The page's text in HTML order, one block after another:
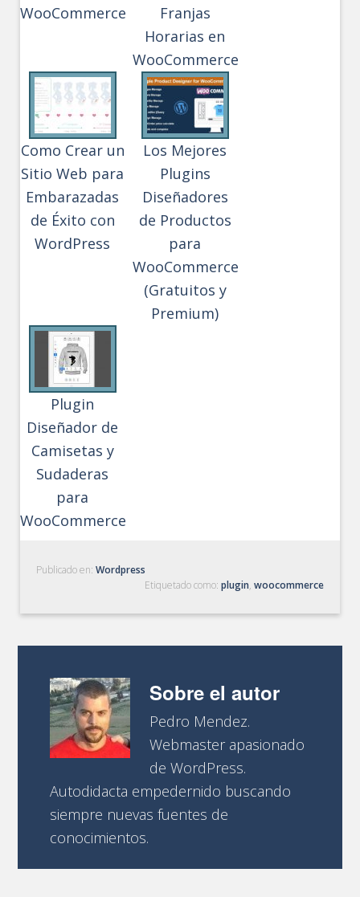
WooCommerce
Franjas
Horarias en
WooCommerce
Como Crear un
Sitio Web para
Embarazadas
de Éxito con
WordPress
Los Mejores
Plugins
Diseñadores
de Productos
para
WooCommerce
(Gratuitos y
Premium)
Plugin
Diseñador de
Camisetas y
Sudaderas
para
WooCommerce
Publicado en:Wordpress
Etiquetado como: plugin, woocommerce
Sobre el autor
Pedro Mendez.
Webmaster apasionado
de WordPress.
Autodidacta empedernido buscando
siempre nuevas fuentes de
conocimientos.